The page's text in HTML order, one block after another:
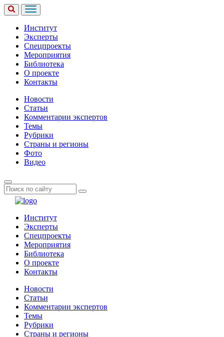
Институт
Эксперты
Спецпроекты
Мероприятия
Библиотека
О проекте
Контакты
Новости
Статьи
Комментарии экспертов
Темы
Рубрики
Страны и регионы
Фото
Видео
Институт
Эксперты
Спецпроекты
Мероприятия
Библиотека
О проекте
Контакты
Новости
Статьи
Комментарии экспертов
Темы
Рубрики
Страны и регионы